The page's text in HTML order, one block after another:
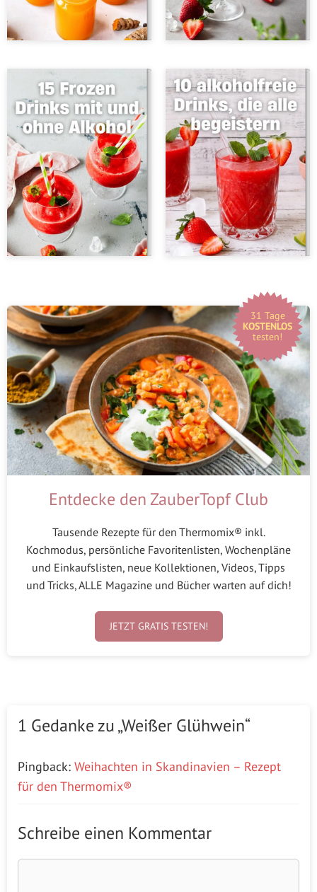
31 Tage
KOSTENLOS
testen!
Entdecke den ZauberTopf Club
Tausende Rezepte für den Thermomix® inkl.
Kochmodus, persönliche Favoritenlisten, Wochenpläne
und Einkaufslisten, neue Kollektionen, Videos, Tipps
und Tricks, ALLE Magazine und Bücher warten auf dich!
JETZT GRATIS TESTEN!
1 Gedanke zu „Weißer Glühwein“
Pingback: Weihachten in Skandinavien – Rezept
für den Thermomix®
Schreibe einen Kommentar